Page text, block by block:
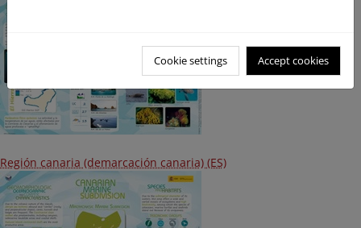
Región canaria (demarcación canaria) (ES)
Cookie settings Accept cookies